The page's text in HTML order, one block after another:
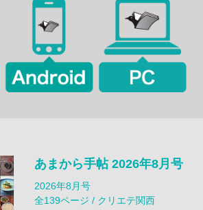
あまから手帖 2026年8月号
2026年8月号
全139ページ / クリエテ関西